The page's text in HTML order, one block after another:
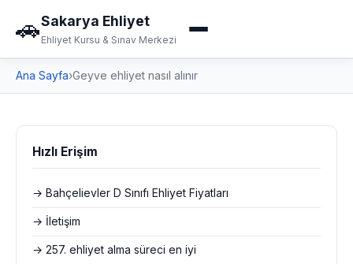
🚗Sakarya Ehliyet
Ehliyet Kursu & Sınav Merkezi
Ana Sayfa›Geyve ehliyet nasıl alınır
Hızlı Erişim
→ Bahçelievler D Sınıfı Ehliyet Fiyatları
→ İletişim
→ 257. ehliyet alma süreci en iyi